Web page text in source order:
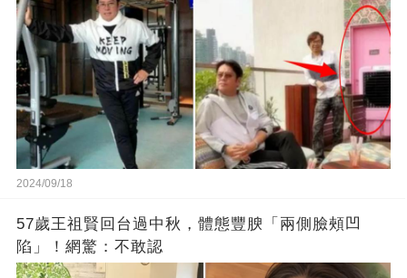
2024/09/18
57歲王祖賢回台過中秋，體態豐腴「兩側臉頰凹
陷」！網驚：不敢認